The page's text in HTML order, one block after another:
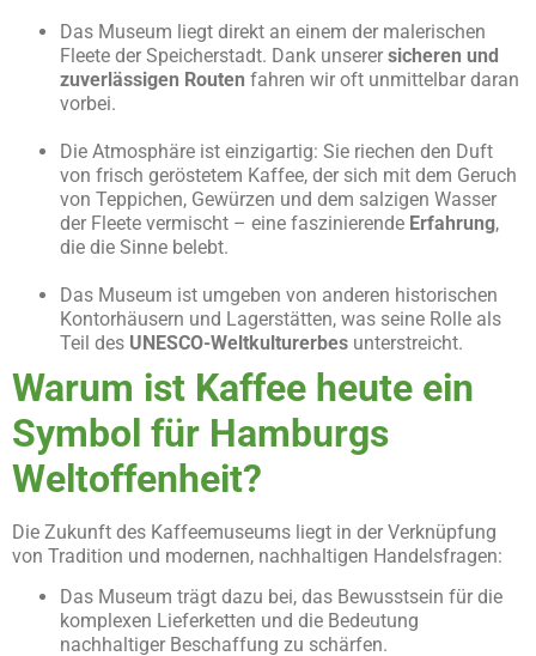
Das Museum liegt direkt an einem der malerischen
Fleete der Speicherstadt. Dank unserer sicheren und
zuverlässigen Routen fahren wir oft unmittelbar daran
vorbei.
Die Atmosphäre ist einzigartig: Sie riechen den Duft
von frisch geröstetem Kaffee, der sich mit dem Geruch
von Teppichen, Gewürzen und dem salzigen Wasser
der Fleete vermischt – eine faszinierende Erfahrung,
die die Sinne belebt.
Das Museum ist umgeben von anderen historischen
Kontorhäusern und Lagerstätten, was seine Rolle als
Teil des UNESCO-Weltkulturerbes unterstreicht.
Warum ist Kaffee heute ein
Symbol für Hamburgs
Weltoffenheit?
Die Zukunft des Kaffeemuseums liegt in der Verknüpfung
von Tradition und modernen, nachhaltigen Handelsfragen:
Das Museum trägt dazu bei, das Bewusstsein für die
komplexen Lieferketten und die Bedeutung
nachhaltiger Beschaffung zu schärfen.